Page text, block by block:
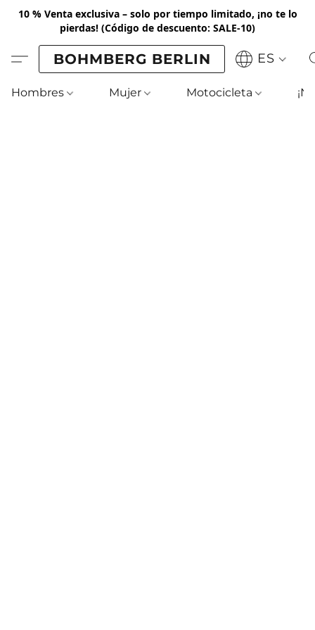
10 % Venta exclusiva – solo por tiempo limitado, ¡no te lo
pierdas! (Código de descuento: SALE-10)
BOHMBERG BERLIN ES
Hombres Mujer Motocicleta